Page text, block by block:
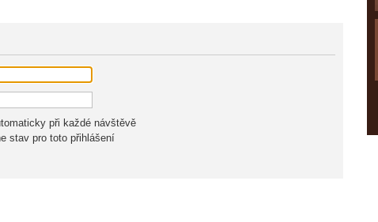
při každé návštěvě
stav pro toto přihlášení